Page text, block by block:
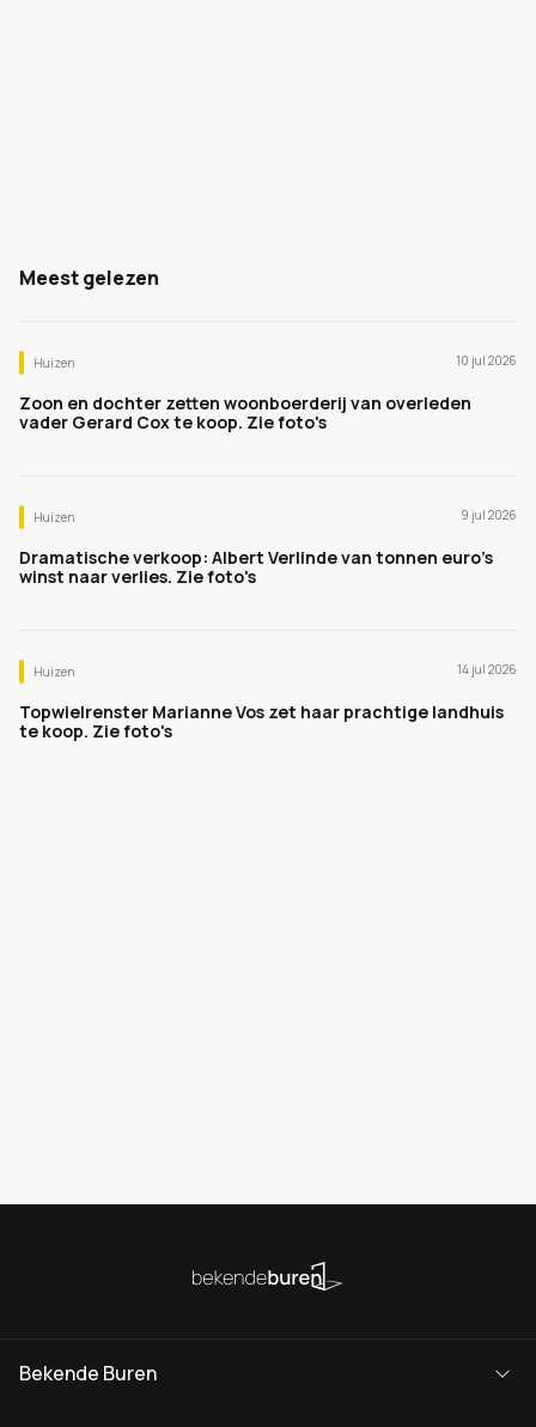
Meest gelezen
Huizen 10 jul 2026
Zoon en dochter zetten woonboerderij van overleden
vader Gerard Cox te koop. Zie foto's
Huizen 9 jul 2026
Dramatische verkoop: Albert Verlinde van tonnen euro's
winst naar verlies. Zie foto's
Huizen 14 jul 2026
Topwielrenster Marianne Vos zet haar prachtige landhuis
te koop. Zie foto's
Bekende Buren